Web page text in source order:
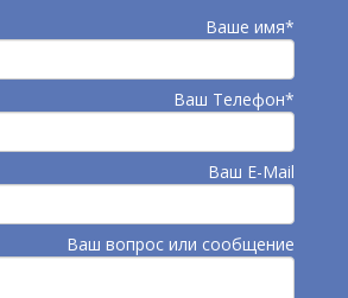
Ваше имя*
Ваш Телефон*
Ваш E-Mail
Ваш вопрос или сообщение